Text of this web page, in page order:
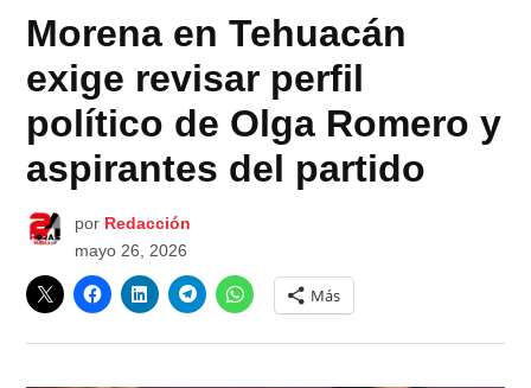
Morena en Tehuacán
exige revisar perfil
político de Olga Romero y
aspirantes del partido
por Redacción
mayo 26, 2026
Más